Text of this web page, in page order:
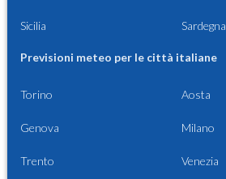
Sicilia Sardegna
Previsioni meteo per le città italiane
Torino Aosta
Genova Milano
Trento Venezia